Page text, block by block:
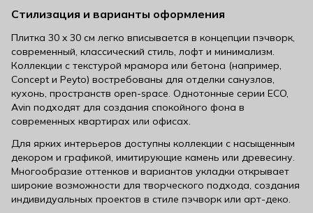
Стилизация и варианты оформления
Плитка 30 x 30 см легко вписывается в концепции пэчворк,
современный, классический стиль, лофт и минимализм.
Коллекции с текстурой мрамора или бетона (например,
Concept и Peyto) востребованы для отделки санузлов,
кухонь, пространств open-space. Однотонные серии ECO,
Avin подходят для создания спокойного фона в
современных квартирах или офисах.
Для ярких интерьеров доступны коллекции с насыщенным
декором и графикой, имитирующие камень или древесину.
Многообразие оттенков и вариантов укладки открывает
широкие возможности для творческого подхода, создания
индивидуальных проектов в стиле пэчворк или арт-деко.